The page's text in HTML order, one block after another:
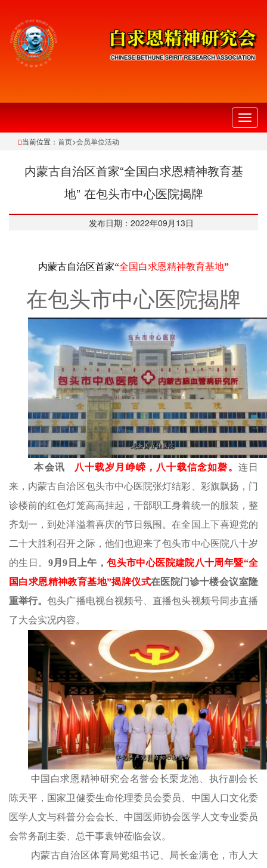
切
换
当前位置： 首页>会员单位活动
内蒙古自治区首家“全国​白求恩精神教育基
地” 在包头市中心医院揭牌
发布日期：2022年09月13日
内蒙古自治区首家“全国​白求恩精神教育基地”
在包头市中心医院揭牌
本会讯 八十载岁月 峥嵘， 八十载信念如磬。 连日
来 ，内蒙古自治区包头市中心医院张灯结彩、彩旗飘扬，门
诊楼前的红色灯笼高高挂起，干部职工身着统一的服装，整
齐划一，到处洋溢着喜庆的节日氛围。在全国上下喜迎党的
二十大胜利召开之际，他们也迎来了包头市中心医院八十岁
的生日。 9月9日上午，包头市中心医院建院八十周年暨“全
国白求恩精神教育基地”揭牌仪式在医院门诊十楼会议室隆
重举行。包头广播电视台视频号、直播包头视频号同步直播
了大会实况内容。
中国白求恩精神研究会名誉会长栗龙池、执行副会长
陈天平， 国家卫健委生命伦理委员会委员、中国人口文化委
医学人文与科普分会会长、中国医师协会医学人文专业委员
会常务副主委、总干事袁钟莅临会议。
内蒙古自治区体育局党组书记、局长金满仓，市人大